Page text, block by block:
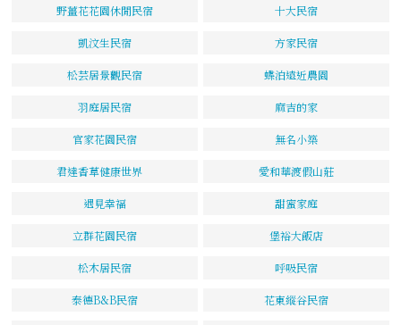
野薑花花園休閒民宿 十大民宿
凱汶生民宿 方家民宿
松芸居景觀民宿 蝶泊遠近農園
羽庭居民宿 麻吉的家
官家花園民宿 無名小築
君達香草健康世界 愛和華渡假山莊
遇見幸福 甜蜜家庭
立群花園民宿 堡裕大飯店
松木居民宿 呼吸民宿
泰德B&B民宿 花東縱谷民宿